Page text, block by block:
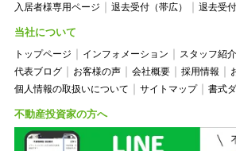
入居者様専用ページ 退去受付（帯広） 退去受
当社について
トップページ インフォメーション スタッフ紹介
代表ブログ
お客様の声 会社概要 採用情報
個人情報の取扱いについて
サイトマップ 書式
不動産投資家の方へ